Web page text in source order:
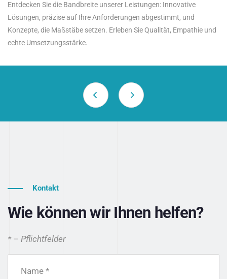
Entdecken Sie die Bandbreite unserer Leistungen: Innovative
Lösungen, präzise auf Ihre Anforderungen abgestimmt, und
Konzepte, die Maßstäbe setzen. Erleben Sie Qualität, Empathie und
echte Umsetzungsstärke.
Kontakt
Wie können wir Ihnen helfen?
* – Pflichtfelder
Name *